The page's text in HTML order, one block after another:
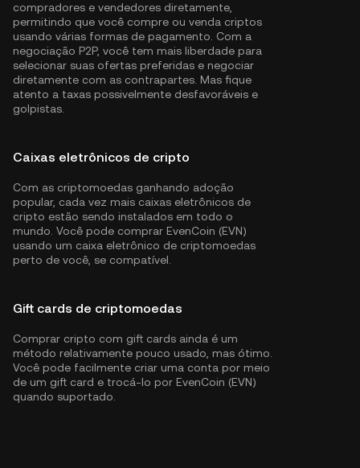
compradores e vendedores diretamente,
permitindo que você compre ou venda criptos
usando várias formas de pagamento. Com a
negociação P2P, você tem mais liberdade para
selecionar suas ofertas preferidas e negociar
diretamente com as contrapartes. Mas fique
atento a taxas possivelmente desfavoráveis e
golpistas.
Caixas eletrônicos de cripto
Com as criptomoedas ganhando adoção
popular, cada vez mais caixas eletrônicos de
cripto estão sendo instalados em todo o
mundo. Você pode comprar EvenCoin (EVN)
usando um caixa eletrônico de criptomoedas
perto de você, se compatível.
Gift cards de criptomoedas
Comprar cripto com gift cards ainda é um
método relativamente pouco usado, mas ótimo.
Você pode facilmente criar uma conta por meio
de um gift card e trocá-lo por EvenCoin (EVN)
quando suportado.